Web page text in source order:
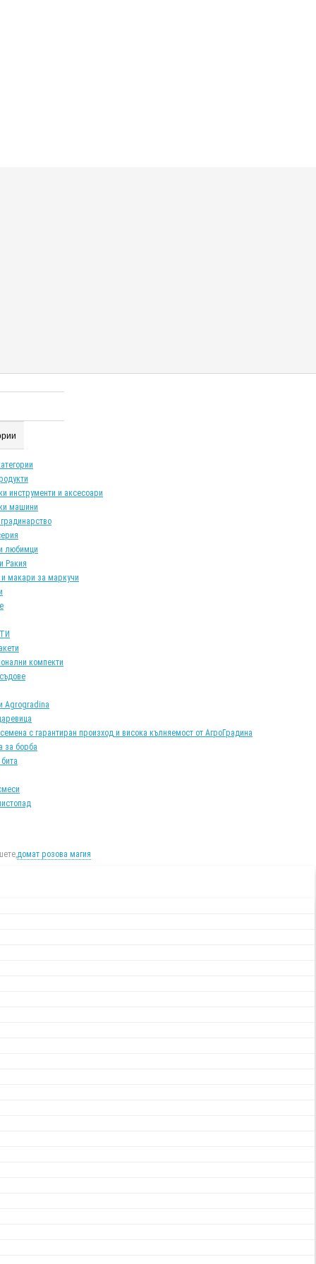
инструменти и аксесоари
машини
любимци
Ракия
и макари за маркучи
компекти
Agrogradina
с гарантиран произход и висока кълняемост от АгроГрадина
за борба
домат розова магия